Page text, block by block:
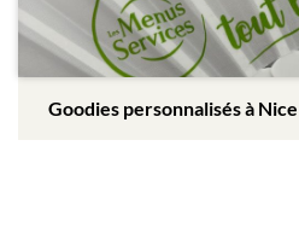
Goodies personnalisés à Nice